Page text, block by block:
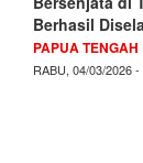
Berhasil
PAPUA TENGAH
RABU, 04/03/2026